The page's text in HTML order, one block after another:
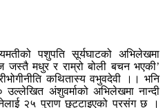
पशुपति सूर्यघाटको अभिलेखमा
जस्तै मधुर र राम्रो बोली बचन भएकी’
कथितास्य वभुवदेवी ।। भनि
अंशुवर्माको अभिलेखमा नान्दी
२५ पुराण छुट्टाइएको प्रसंग छ ।